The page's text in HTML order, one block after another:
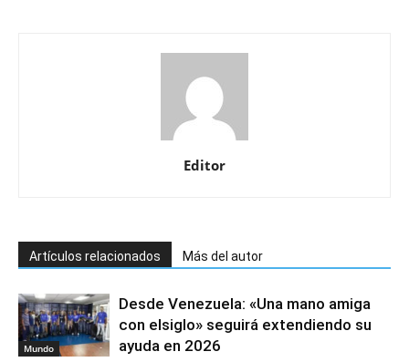
Editor
Artículos relacionados Más del autor
Mundo
Desde Venezuela: «Una mano amiga
con elsiglo» seguirá extendiendo su
ayuda en 2026